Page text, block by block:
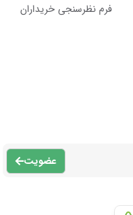
فرم نظرسنجی خریداران
عضویت